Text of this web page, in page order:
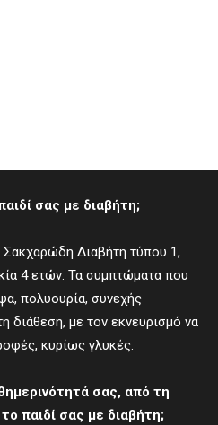
σας με διαβήτη;
Διαβήτη τύπου 1,
4 ετών. Τα συμπτώματα που
πολυουρία, συνεχής
διάθεση, με τον εκνευρισμό να
κυρίως γλυκές.
σας, από τη
παιδί σας με διαβήτη;